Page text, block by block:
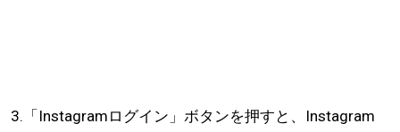
3.「Instagramログイン」ボタンを押すと、Instagram